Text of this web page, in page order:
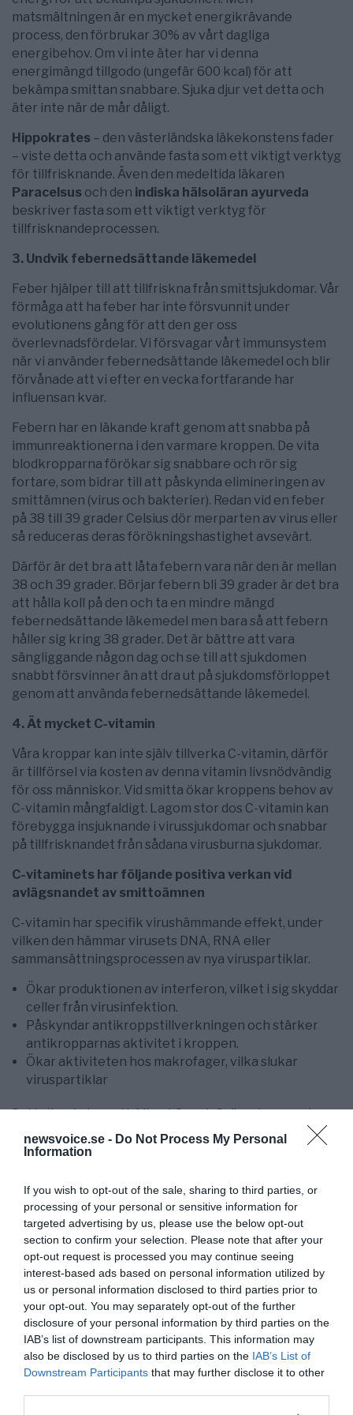
newsvoice.se - Do Not Process My Personal
Information
If you wish to opt-out of the sale, sharing to third parties, or
processing of your personal or sensitive information for
targeted advertising by us, please use the below opt-out
section to confirm your selection. Please note that after your
opt-out request is processed you may continue seeing
interest-based ads based on personal information utilized by
us or personal information disclosed to third parties prior to
your opt-out. You may separately opt-out of the further
disclosure of your personal information by third parties on the
IAB’s list of downstream participants. This information may
also be disclosed by us to third parties on the IAB’s List of
Downstream Participants that may further disclose it to other
matsmältningen är en mycket energikrävande
process, den förbrukar 30% av vårt dagliga
energibehov. Om vi inte äter har vi denna
energimängd tillgodo (ungefär 600 kcal) för att
bekämpa smittan snabbare. Sjuka djur vet detta och
äter inte när de mår dåligt.
Hippokrates – den västerländska läkekonstens fader
– viste detta och använde fasta som ett viktigt verktyg
för tillfrisknande. Även den medeltida läkaren
Paracelsus och den indiska hälsoläran ayurveda
beskriver fasta som ett viktigt verktyg för
tillfrisknandeprocessen.
3. Undvik febernedsättande läkemedel
Feber hjälper till att tillfriskna från smittsjukdomar. Vår
förmåga att ha feber har inte försvunnit under
evolutionens gång för att den ger oss
överlevnadsfördelar. Vi försvagar vårt immunsystem
när vi använder febernedsättande läkemedel och blir
förvånade att vi efter en vecka fortfarande har
influensan kvar.
Febern har en läkande kraft genom att snabba på
immunreaktionerna i den varmare kroppen. De vita
blodkropparna förökar sig snabbare och rör sig
fortare, som bidrar till att påskynda elimineringen av
smittämnen (virus och bakterier). Redan vid en feber
på 38 till 39 grader Celsius dör merparten av virus eller
så reduceras deras förökningshastighet avsevärt.
Därför är det bra att låta febern vara när den är mellan
38 och 39 grader. Börjar febern bli 39 grader är det bra
att hålla koll på den och ta en mindre mängd
febernedsättande läkemedel men bara så att febern
håller sig kring 38 grader. Det är bättre att vara
sängliggande någon dag och se till att sjukdomen
snabbt försvinner än att dra ut på sjukdomsförloppet
genom att använda febernedsättande läkemedel.
4. Ät mycket C-vitamin
Våra kroppar kan inte själv tillverka C-vitamin, därför
är tillförsel via kosten av denna vitamin livsnödvändig
för oss människor. Vid smitta ökar kroppens behov av
C-vitamin mångfaldigt. Lagom stor dos C-vitamin kan
förebygga insjuknande i virussjukdomar och snabbar
på tillfrisknandet från sådana virusburna sjukdomar.
C-vitaminets har följande positiva verkan vid
avlägsnandet av smittoämnen
C-vitamin har specifik virushämmande effekt, under
vilken den hämmar virusets DNA, RNA eller
sammansättningsprocessen av nya viruspartiklar.
Ökar produktionen av interferon, vilket i sig skyddar
celler från virusinfektion.
Påskyndar antikroppstillverkningen och stärker
antikropparnas aktivitet i kroppen.
Ökar aktiviteten hos makrofager, vilka slukar
viruspartiklar
Dr Vadim skriver att Albert Szent-Györgyi, ungersk
biokemist som först isolerade C-vitaminet och fick
Nobel-priset i Medicin år 1937 för detta, dagligen åt 8
Dr Vadim att han dagligen äter 3 000 – 4 000 mg C-
vitamin och höjer dosen till 6 000 – 8 000 mg vid de
sällsynta tillfällen då han är sjuk.
5. Ät mycket D-vitamin
D-vitaminet förstärker kroppens försvar mot
smittämnen på flera olika sätt:
Reglerar immunförsvarets funktioner
Ökar monocyternas aktivitet och deras
fagocyterande kapacitet